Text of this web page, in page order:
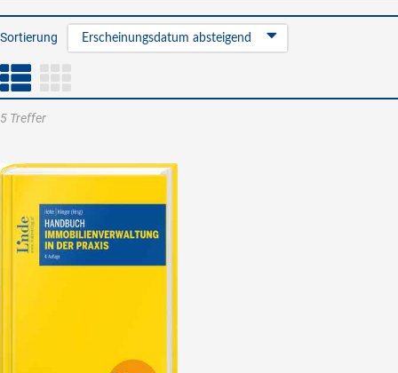
Sortierung Erscheinungsdatum absteigend
5 Treffer